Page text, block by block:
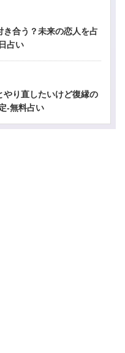
き合う？未来の恋人を占
占い
やり直したいけど復縁の
-無料占い